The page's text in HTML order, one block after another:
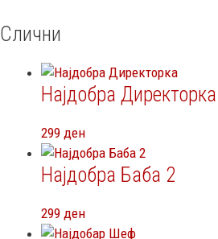
Слични
Најдобра Директорка
299 ден
Најдобра Баба 2
299 ден